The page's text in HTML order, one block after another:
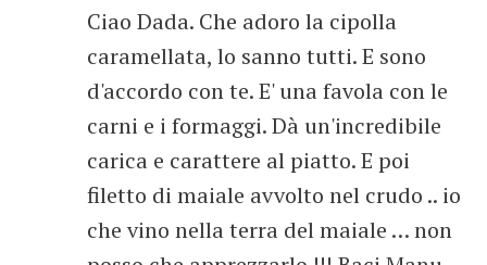
Ciao Dada. Che adoro la cipolla
caramellata, lo sanno tutti. E sono
d'accordo con te. E' una favola con le
carni e i formaggi. Dà un'incredibile
carica e carattere al piatto. E poi
filetto di maiale avvolto nel crudo .. io
che vino nella terra del maiale … non